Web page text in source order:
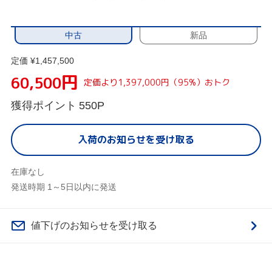
中古 新品
定価 ¥1,457,500
60,500円 定価より1,397,000円（95%）おトク
獲得ポイント 550P
入荷のお知らせを受け取る
在庫なし
発送時期 1～5日以内に発送
値下げのお知らせを受け取る